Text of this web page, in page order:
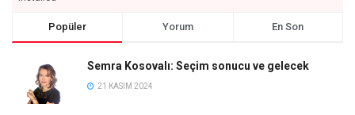
Popüler Yorum En Son
Semra Kosovalı: Seçim sonucu ve gelecek
21 KASIM 2024